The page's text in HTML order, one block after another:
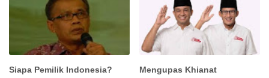
Siapa Pemilik Indonesia?
Mengupas Khianat